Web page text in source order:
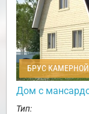
БРУС
Дом с
Тип: